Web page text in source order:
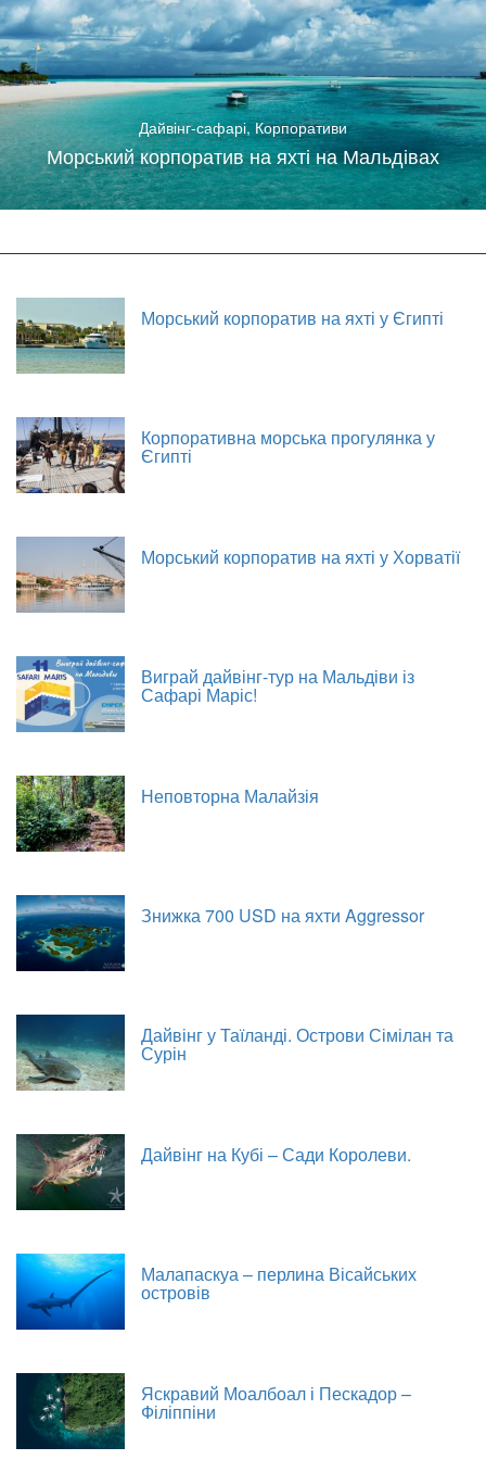
Дайвінг-сафарі, Корпоративи
Морський корпоратив на яхті на Мальдівах
Морський корпоратив на яхті у Єгипті
Корпоративна морська прогулянка у
Єгипті
Морський корпоратив на яхті у Хорватії
Виграй дайвінг-тур на Мальдіви із
Сафарі Маріс!
Неповторна Малайзія
Знижка 700 USD на яхти Aggressor
Дайвінг у Таїланді. Острови Сімілан та
Сурін
Дайвінг на Кубі – Сади Королеви.
Малапаскуа – перлина Вісайських
островів
Яскравий Моалбоал і Пескадор –
Філіппіни